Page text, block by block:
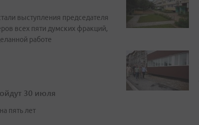
выступления председателя
всех пяти думских фракций,
работе
30 июля
пять лет